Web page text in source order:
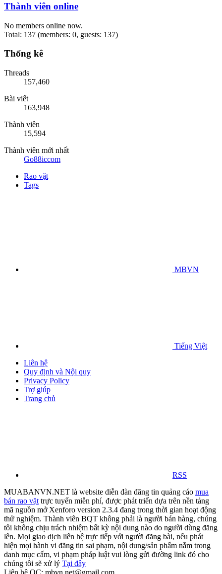
Thành viên online
No members online now.
Total: 137 (members: 0, guests: 137)
Thống kê
Threads
157,460
Bài viết
163,948
Thành viên
15,594
Thành viên mới nhất
Go88iccom
Rao vặt
Tags
MBVN
Tiếng Việt
Liên hệ
Quy định và Nội quy
Privacy Policy
Trợ giúp
Trang chủ
RSS
MUABANVN.NET là website diễn đàn đăng tin quảng cáo mua
bán rao vặt trực tuyến miễn phí, được phát triển dựa trên nền tảng
mã nguồn mở Xenforo version 2.3.4 đang trong thời gian hoạt động
thử nghiệm. Thành viên BQT không phải là người bán hàng, chúng
tôi không chịu trách nhiệm bất kỳ nội dung nào do người dùng đăng
lên. Mọi giao dịch liên hệ trực tiếp với người đăng bài, nếu phát
hiện mọi hành vi đăng tin sai phạm, nội dung/sản phẩm nằm trong
danh mục cấm, vi phạm pháp luật vui lòng gửi đường link đó cho
chúng tôi sẽ xử lý Tại đây
Liên hệ QC: mbvn.net@gmail.com